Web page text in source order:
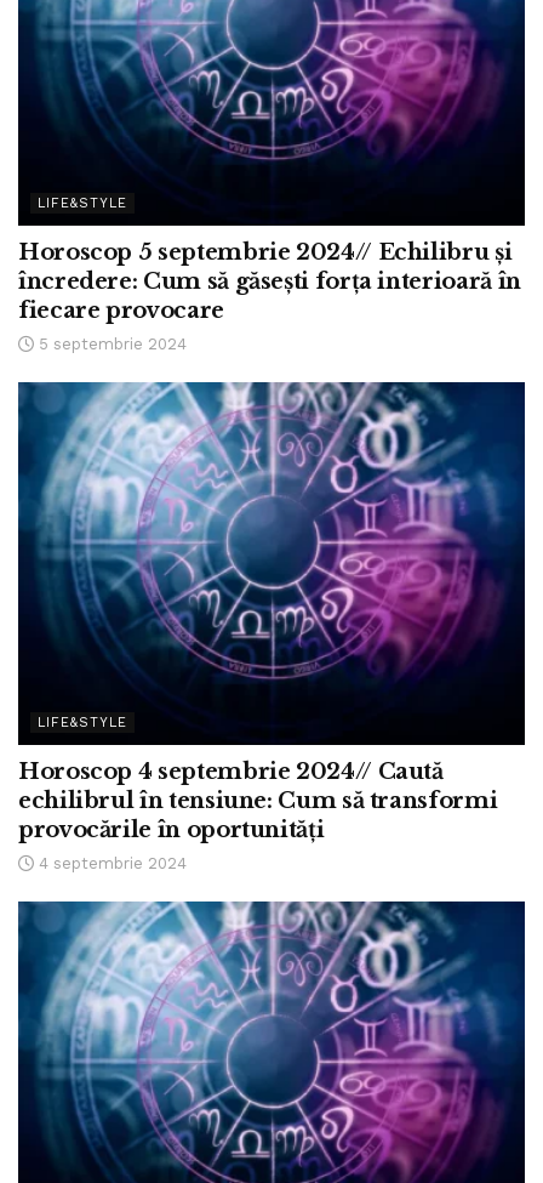
LIFE&STYLE
Horoscop 5 septembrie 2024// Echilibru și
încredere: Cum să găsești forța interioară în
fiecare provocare
5 septembrie 2024
LIFE&STYLE
Horoscop 4 septembrie 2024// Caută
echilibrul în tensiune: Cum să transformi
provocările în oportunități
4 septembrie 2024